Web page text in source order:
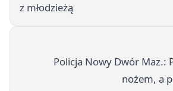
z młodzieżą
Policja Nowy Dwór Maz.:
nożem, a